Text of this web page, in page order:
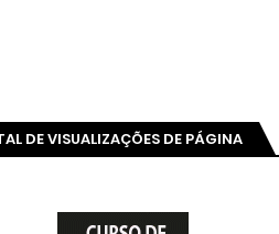
DE VISUALIZAÇÕES DE PÁGINA